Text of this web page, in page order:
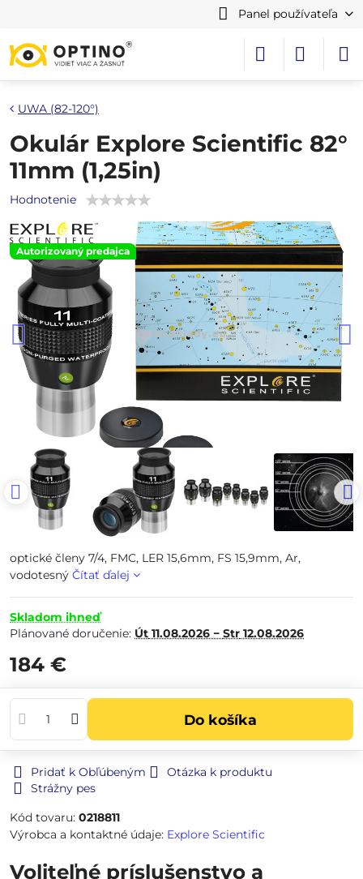
Panel používateľa
Autorizovaný predajca
UWA (82-120°)
Okulár Explore Scientific 82°
11mm (1,25in)
Hodnotenie
optické členy 7/4, FMC, LER 15,6mm, FS 15,9mm, Ar,
vodotesný Čítať ďalej
Skladom ihneď
Plánované doručenie: Út 11.08.2026 − Str 12.08.2026
184 €
Do košíka
Pridať k Obľúbeným
Otázka k produktu
Strážny pes
Kód tovaru: 0218811
Výrobca a kontaktné údaje: Explore Scientific
Voliteľné príslušenstvo a